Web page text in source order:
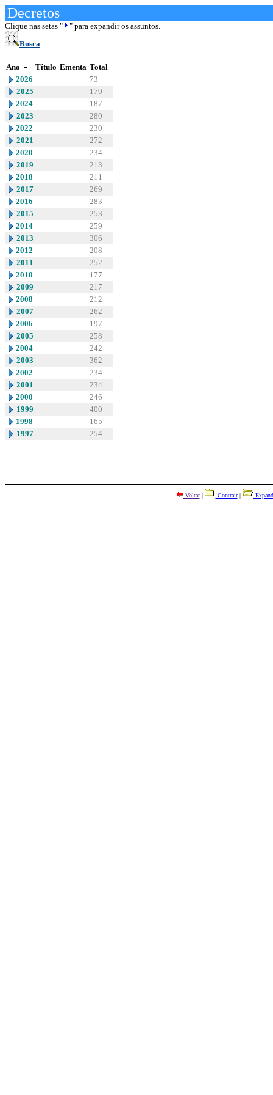
Decretos
Clique nas setas "
" para expandir os assuntos.
Busca
Ano Título Ementa Total
2026
73
2025
179
2024
187
2023
280
2022
230
2021
272
2020
234
2019
213
2018
211
2017
269
2016
283
2015
253
2014
259
2013
306
2012
208
2011
252
2010
177
2009
217
2008
212
2007
262
2006
197
2005
258
2004
242
2003
362
2002
234
2001
234
2000
246
1999
400
1998
165
1997
254
Voltar| Contrair|